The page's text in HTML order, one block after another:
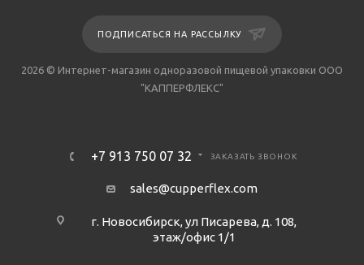
ПОДПИСАТЬСЯ НА РАССЫЛКУ
2026 © Интернет-магазин одноразовой пищевой упаковки ООО
"КАППЕРФЛЕКС"
+7 913 750 07 32 ЗАКАЗАТЬ ЗВОНОК
sales@cupperflex.com
г. Новосибирск, ул Писарева, д. 108,
этаж/офис 1/1